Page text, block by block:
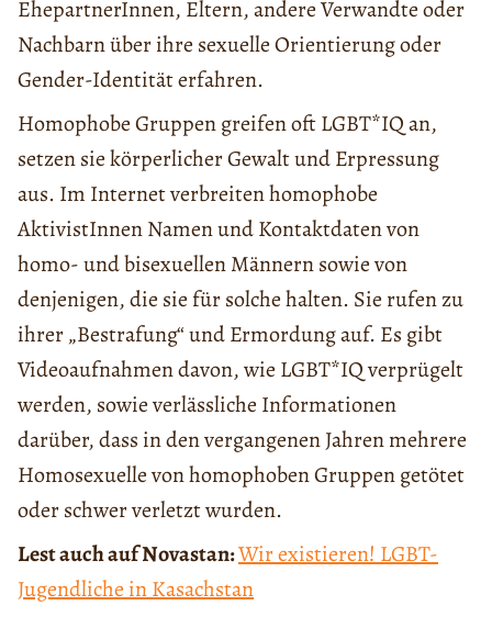
EhepartnerInnen, Eltern, andere Verwandte oder
Nachbarn über ihre sexuelle Orientierung oder
Gender-Identität erfahren.
Homophobe Gruppen greifen oft LGBT*IQ an,
setzen sie körperlicher Gewalt und Erpressung
aus. Im Internet verbreiten homophobe
AktivistInnen Namen und Kontaktdaten von
homo- und bisexuellen Männern sowie von
denjenigen, die sie für solche halten. Sie rufen zu
ihrer „Bestrafung“ und Ermordung auf. Es gibt
Videoaufnahmen davon, wie LGBT*IQ verprügelt
werden, sowie verlässliche Informationen
darüber, dass in den vergangenen Jahren mehrere
Homosexuelle von homophoben Gruppen getötet
oder schwer verletzt wurden.
Lest auch auf Novastan:Wir existieren! LGBT-
Jugendliche in Kasachstan